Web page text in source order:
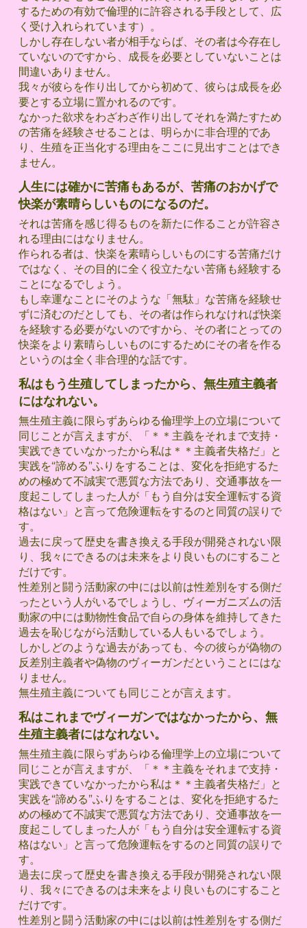
するための有効で倫理的に許容される手段として、広
く受け入れられています）。
しかし存在しない者が相手ならば、その者は今存在し
ていないのですから、成長を必要としていないことは
間違いありません。
我々が彼らを作り出してから初めて、彼らは成長を必
要とする立場に置かれるのです。
なかった欲求をわざわざ作り出してそれを満たすため
の苦痛を経験させることは、明らかに非合理的であ
り、生殖を正当化する理由をここに見出すことはでき
ません。
人生には確かに苦痛もあるが、苦痛のおかげで
快楽が素晴らしいものになるのだ。
それは苦痛を感じ得るものを新たに作ることが許容さ
れる理由にはなりません。
作られる者は、快楽を素晴らしいものにする苦痛だけ
ではなく、その目的に全く役立たない苦痛も経験する
ことになるでしょう。
もし幸運なことにそのような「無駄」な苦痛を経験せ
ずに済むのだとしても、その者は作られなければ快楽
を経験する必要がないのですから、その者にとっての
快楽をより素晴らしいものにするためにその者を作る
というのは全く非合理的な話です。
私はもう生殖してしまったから、無生殖主義者
にはなれない。
無生殖主義に限らずあらゆる倫理学上の立場について
同じことが言えますが、「＊＊主義をそれまで支持・
実践できていなかったから私は＊＊主義者失格だ」と
実践を“諦める”ふりをすることは、変化を拒絶するた
めの極めて不誠実で悪質な方法であり、交通事故を一
度起こしてしまった人が「もう自分は安全運転する資
格はない」と言って危険運転をするのと同質の誤りで
す。
過去に戻って歴史を書き換える手段が開発されない限
り、我々にできるのは未来をより良いものにすること
だけです。
性差別と闘う活動家の中には以前は性差別をする側だ
ったという人がいるでしょうし、ヴィーガニズムの活
動家の中には動物性食品で自らの身体を維持してきた
過去を恥じながら活動している人もいるでしょう。
しかしどのような過去があっても、今の彼らが偽物の
反差別主義者や偽物のヴィーガンだということにはな
りません。
無生殖主義についても同じことが言えます。
私はこれまでヴィーガンではなかったから、無
生殖主義者にはなれない。
無生殖主義に限らずあらゆる倫理学上の立場について
同じことが言えますが、「＊＊主義をそれまで支持・
実践できていなかったから私は＊＊主義者失格だ」と
実践を“諦める”ふりをすることは、変化を拒絶するた
めの極めて不誠実で悪質な方法であり、交通事故を一
度起こしてしまった人が「もう自分は安全運転する資
格はない」と言って危険運転をするのと同質の誤りで
す。
過去に戻って歴史を書き換える手段が開発されない限
り、我々にできるのは未来をより良いものにすること
だけです。
性差別と闘う活動家の中には以前は性差別をする側だ